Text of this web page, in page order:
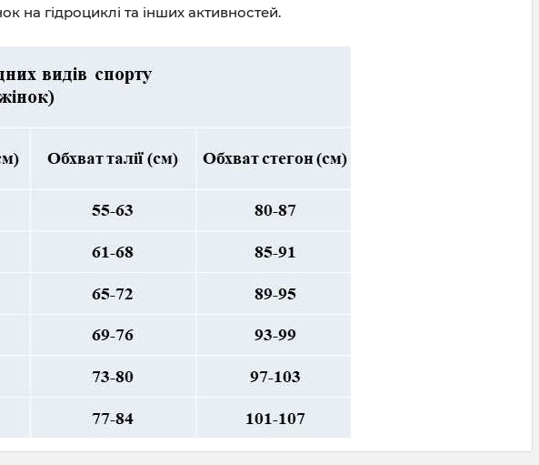
на гідроциклі та інших активностей.